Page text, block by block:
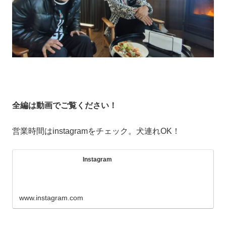
全編は動画でご覧ください！
営業時間はinstagramをチェック。犬連れOK！
Instagram
www.instagram.com